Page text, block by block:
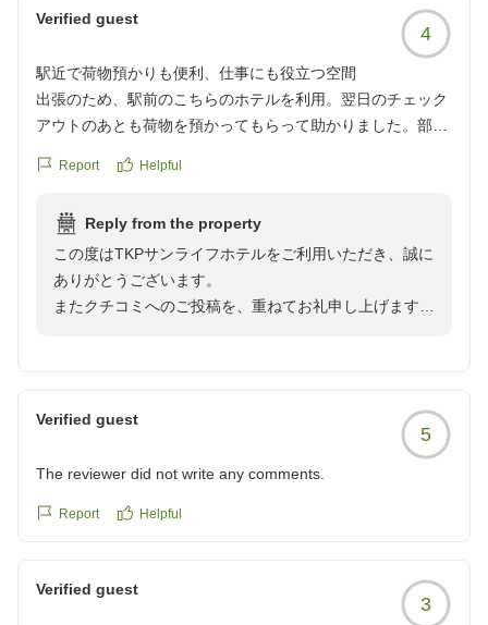
お客様のお声をもとに、今後のサービス向上への参考と
機会がありましたら、また当ホテルをご利用いただけま
すと幸いでございます。
お客様のまたのお越しを、スタッフ一同心よりお待ち申
Verified guest
4
駅近で荷物預かりも便利、仕事にも役立つ空間
出張のため、駅前のこちらのホテルを利用。翌日のチェック
アウトのあとも荷物を預かってもらって助かりました。部屋
パクトながら、不便なく過ごせました。
良かったです。何気に、フロント前のテーブルがあるスペー
スが役立ちました!待ち合わせやちょっとした仕事で。
クチコミの詳細はこちらから
https://review.travel.rakuten.co.jp/hotel/voice/1227?
Report Helpful
Reply from the property
この度はTKPサンライフホテルをご利用いただき、誠に
ありがとうございます。
またクチコミへのご投稿を、重ねてお礼申し上げます。
を承っておりますので、観光やライブ、野球観戦などに
し上げます。
Verified guest
5
The reviewer did not write any comments.
Report Helpful
Verified guest
3